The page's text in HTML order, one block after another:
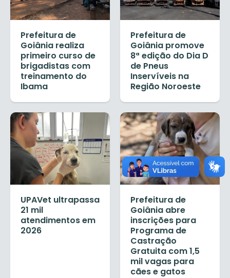
Prefeitura de
Goiânia realiza
primeiro curso de
brigadistas com
treinamento do
Ibama
Prefeitura de
Goiânia promove
8ª edição do Dia D
de Pneus
Inservíveis na
Região Noroeste
UPAVet ultrapassa
21 mil
atendimentos em
2026
Prefeitura de
Goiânia abre
inscrições para
Programa de
Castração
Gratuita com 1,5
mil vagas para
cães e gatos